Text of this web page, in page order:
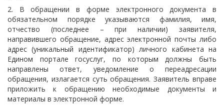
2. В обращении в форме электронного документа в
обязательном порядке указываются фамилия, имя,
отчество (последнее – при наличии) заявителя,
направившего обращение, адрес электронной почты либо
адрес (уникальный идентификатор) личного кабинета на
Едином портале госуслуг, по которым должны быть
направлены ответ, уведомление о переадресации
обращения, излагается суть обращения. Заявитель вправе
приложить к обращению необходимые документы и
материалы в электронной форме.